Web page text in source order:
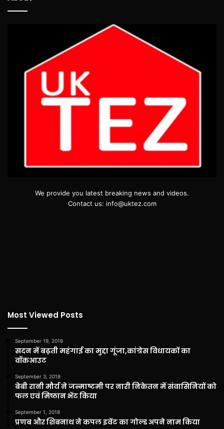
We provide you latest breaking news and videos.
Contact us: info@uktez.com
Most Viewed Posts
September 19, 2018
सदन में बढ़ती महंगाई का मुद्दा गूंजा,कांग्रेस विधायकों का
वॉकआउट
September 3, 2018
बेबी रानी मौर्य ने जन्माष्टमी पर नारी निकेतन में संवासिनियों को
फल एवं मिष्ठान भेंट किया
September 1, 2018
प्रणब और शिबनाथ ने कपल इवेंट का गोल्ड अपने नाम किया